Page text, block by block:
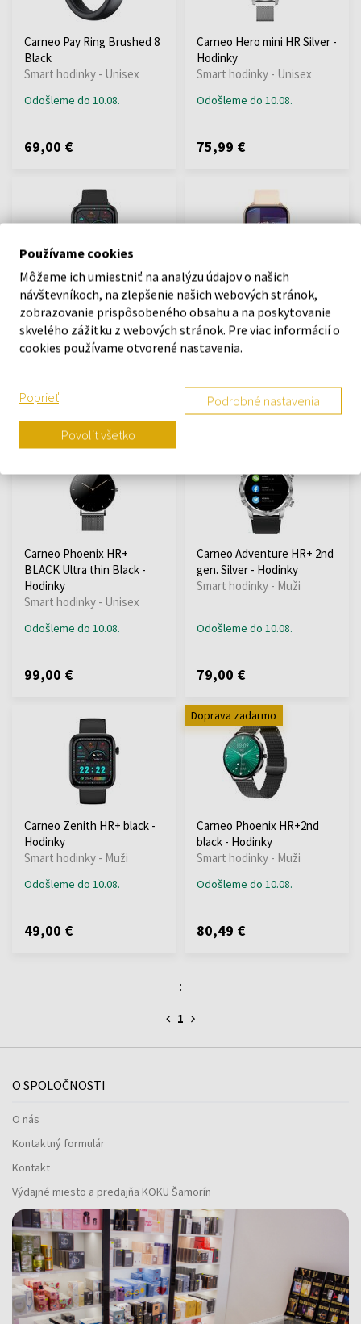
Carneo Pay Ring Brushed 8
Black
Smart hodinky - Unisex
Odošleme do 10.08.
69,00 €
Carneo Hero mini HR Silver -
Hodinky
Smart hodinky - Unisex
Odošleme do 10.08.
75,99 €
Carneo Artemis HR+ Black -
Hodinky
Smart hodinky - Unisex
Odošleme do 10.08.
62,90 €
Carneo Artemis HR Gold -
Hodinky
Smart hodinky - Unisex
Odošleme do 10.08.
62,90 €
Doprava zadarmo
Carneo Phoenix HR+
BLACK Ultra thin Black -
Hodinky
Smart hodinky - Unisex
Odošleme do 10.08.
99,00 €
Carneo Adventure HR+ 2nd
gen. Silver - Hodinky
Smart hodinky - Muži
Odošleme do 10.08.
79,00 €
Carneo Zenith HR+ black -
Hodinky
Smart hodinky - Muži
Odošleme do 10.08.
49,00 €
Doprava zadarmo
Carneo Phoenix HR+2nd
black - Hodinky
Smart hodinky - Muži
Odošleme do 10.08.
80,49 €
:
1
O SPOLOČNOSTI
O nás
Kontaktný formulár
Kontakt
Výdajné miesto a predajňa KOKU Šamorín
Používame cookies
Môžeme ich umiestniť na analýzu údajov o našich
návštevníkoch, na zlepšenie našich webových stránok,
zobrazovanie prispôsobeného obsahu a na poskytovanie
skvelého zážitku z webových stránok. Pre viac informácií o
cookies používame otvorené nastavenia.
Poprieť Podrobné nastavenia
Povoliť všetko